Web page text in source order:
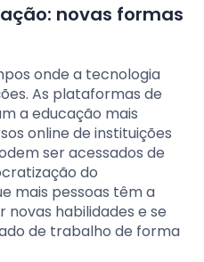
novas formas
onde a tecnologia
As plataformas de
a educação mais
online de instituições
ser acessados de
do
mais pessoas têm a
habilidades e se
de trabalho de forma